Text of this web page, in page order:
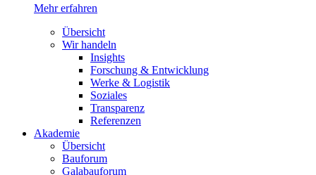
Mehr erfahren
Übersicht
Wir handeln
Insights
Forschung & Entwicklung
Werke & Logistik
Soziales
Transparenz
Referenzen
Akademie
Übersicht
Bauforum
Galabauforum